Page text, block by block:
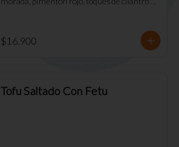
$16.900
Tofu Saltado Con Fetu